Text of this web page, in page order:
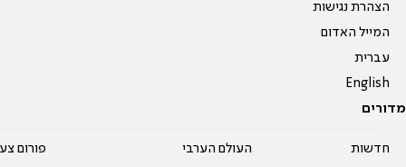
הצהרת נגישות
המייל האדום
עברית
English
מדורים
חדשות
העולם הערבי
פורום